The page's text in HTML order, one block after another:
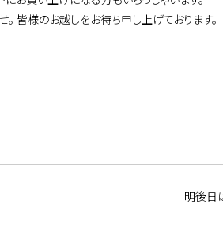
皆様のお越しをお待ち申し上げております。
明後日